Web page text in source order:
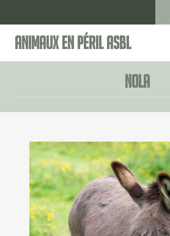
Animaux en Péril ASBL
Nola